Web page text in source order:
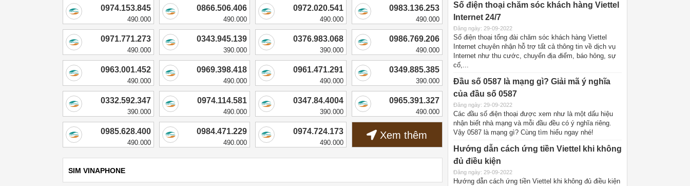
0974.153.845
490.000
0866.506.406
490.000
0972.020.541
490.000
0983.136.253
490.000
0971.771.273
490.000
0343.945.139
390.000
0376.983.068
390.000
0986.769.206
490.000
0963.001.452
490.000
0969.398.418
490.000
0961.471.291
490.000
0349.885.385
390.000
0332.592.347
390.000
0974.114.581
490.000
0347.84.4004
390.000
0965.391.327
490.000
0985.628.400
490.000
0984.471.229
490.000
0974.724.173
490.000
Xem thêm
SIM VINAPHONE
Số điện thoại chăm sóc khách hàng Viettel
Internet 24/7
Đăng ngày: 29-09-2022
Số điện thoại tổng đài chăm sóc khách hàng Viettel
Internet chuyên nhận hỗ trợ tất cả thông tin về dịch vụ
Internet như thu cước, chuyển địa điểm, báo hỏng, sự
cố,...
Đầu số 0587 là mạng gì? Giải mã ý nghĩa
của đầu số 0587
Đăng ngày: 29-09-2022
Các đầu số điện thoại được xem như là một dấu hiệu
nhận biết nhà mạng và mỗi đầu đều có ý nghĩa riêng.
Vậy 0587 là mạng gì? Cùng tìm hiểu ngay nhé!
Hướng dẫn cách ứng tiền Viettel khi không
đủ điều kiện
Đăng ngày: 29-09-2022
Hướng dẫn cách ứng tiền Viettel khi không đủ điều kiện